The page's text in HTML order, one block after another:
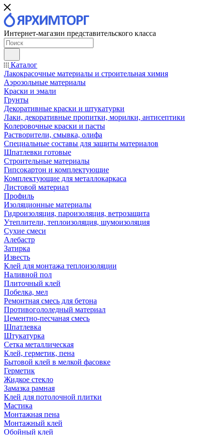
Интернет-магазин представительского класса
Каталог
Лакокрасочные материалы и строительная химия
Аэрозольные материалы
Краски и эмали
Грунты
Декоративные краски и штукатурки
Лаки, декоративные пропитки, морилки, антисептики
Колеровочные краски и пасты
Растворители, смывка, олифа
Специальные составы для защиты материалов
Шпатлевки готовые
Строительные материалы
Гипсокартон и комплектующие
Комплектующие для металлокаркаса
Листовой материал
Профиль
Изоляционные материалы
Гидроизоляция, пароизоляция, ветрозащита
Утеплители, теплоизоляция, шумоизоляция
Сухие смеси
Алебастр
Затирка
Известь
Клей для монтажа теплоизоляции
Наливной пол
Плиточный клей
Побелка, мел
Ремонтная смесь для бетона
Противогололедный материал
Цементно-песчаная смесь
Шпатлевка
Штукатурка
Сетка металлическая
Клей, герметик, пена
Бытовой клей в мелкой фасовке
Герметик
Жидкое стекло
Замазка рамная
Клей для потолочной плитки
Мастика
Монтажная пена
Монтажный клей
Обойный клей